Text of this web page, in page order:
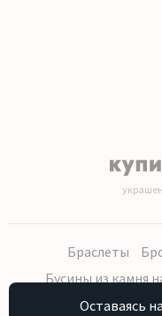
Браслеты
Бусины из камня
Кольца, серьгиОставаясь